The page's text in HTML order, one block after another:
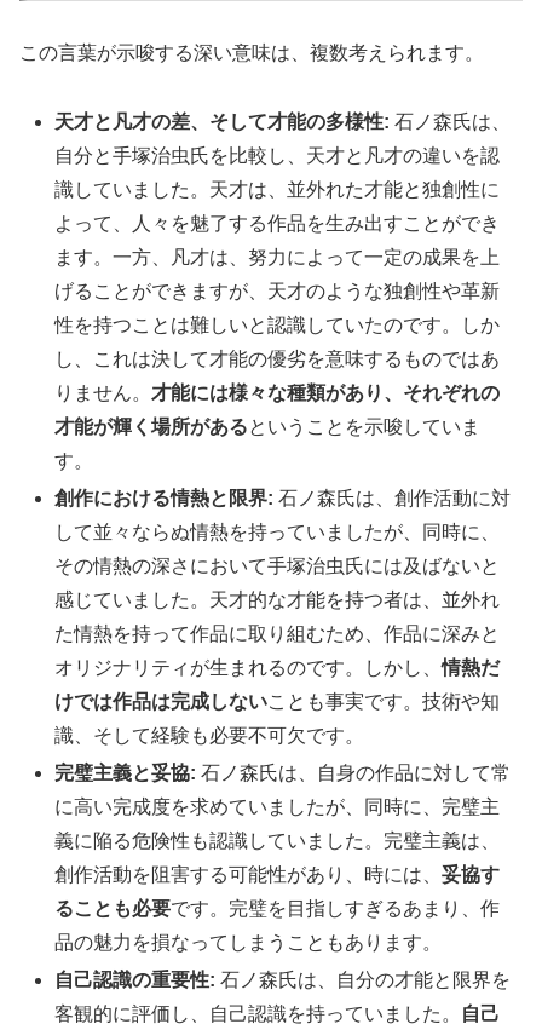
この言葉が示唆する深い意味は、複数考えられます。
天才と凡才の差、そして才能の多様性: 石ノ森氏は、
自分と手塚治虫氏を比較し、天才と凡才の違いを認
識していました。天才は、並外れた才能と独創性に
よって、人々を魅了する作品を生み出すことができ
ます。一方、凡才は、努力によって一定の成果を上
げることができますが、天才のような独創性や革新
性を持つことは難しいと認識していたのです。しか
し、これは決して才能の優劣を意味するものではあ
りません。 才能には様々な種類があり、それぞれの
才能が輝く場所があるということを示唆していま
す。
創作における情熱と限界: 石ノ森氏は、創作活動に対
して並々ならぬ情熱を持っていましたが、同時に、
その情熱の深さにおいて手塚治虫氏には及ばないと
感じていました。天才的な才能を持つ者は、並外れ
た情熱を持って作品に取り組むため、作品に深みと
オリジナリティが生まれるのです。しかし、情熱だ
けでは作品は完成しないことも事実です。技術や知
識、そして経験も必要不可欠です。
完璧主義と妥協: 石ノ森氏は、自身の作品に対して常
に高い完成度を求めていましたが、同時に、完璧主
義に陥る危険性も認識していました。完璧主義は、
創作活動を阻害する可能性があり、時には、妥協す
ることも必要です。完璧を目指しすぎるあまり、作
品の魅力を損なってしまうこともあります。
自己認識の重要性: 石ノ森氏は、自分の才能と限界を
客観的に評価し、自己認識を持っていました。
自己